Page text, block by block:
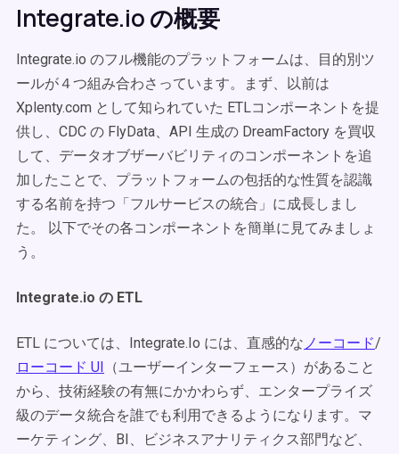
Integrate.io の概要
Integrate.io のフル機能のプラットフォームは、目的別ツ
ールが４つ組み合わさっています。まず、以前は
Xplenty.com として知られていた ETLコンポーネントを提
供し、CDC の FlyData、API 生成の DreamFactory を買収
して、データオブザーバビリティのコンポーネントを追
加したことで、プラットフォームの包括的な性質を認識
する名前を持つ「フルサービスの統合」に成長しまし
た。 以下でその各コンポーネントを簡単に見てみましょ
う。
Integrate.io の ETL
ETL については、Integrate.Io には、直感的な ノーコード/
ローコード UI （ユーザーインターフェース）があること
から、技術経験の有無にかかわらず、エンタープライズ
級のデータ統合を誰でも利用できるようになります。マ
ーケティング、BI、ビジネスアナリティクス部門など、